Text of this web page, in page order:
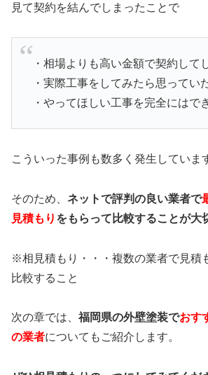
見て契約を結んでしまったことで
・相場よりも高い金額で契約して
・実際工事をしてみたら思ってい
・やってほしい工事を完全にはで
こういった事例も数多く発生していま
そのため、 ネットで評判の良い業者で
見積もり をもらって比較することが大
※相見積もり・・・複数の業者で見積
比較すること
次の章では、 福岡県の外壁塗装でおす
の業者についてもご紹介します。